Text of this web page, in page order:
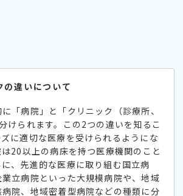
の違いについて
「病院」と「クリニック（診療所、
けられます。この2つの違いを知るこ
に適切な医療を受けられるようにな
20以上の病床を持つ医療機関のこと
、先進的な医療に取り組む国立病
立病院といった大規模病院や、地域
院、地域密着型病院などの種類に分